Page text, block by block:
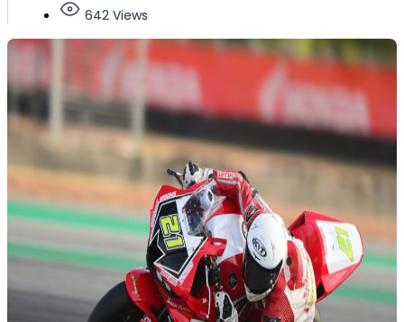
642 Views